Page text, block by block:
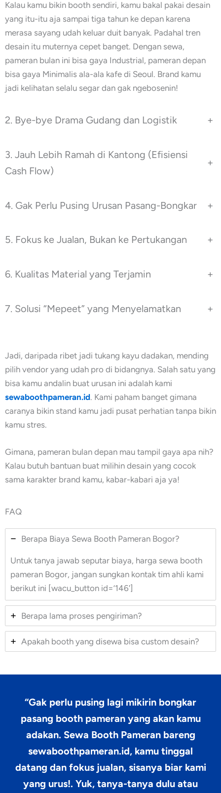
Kalau kamu bikin booth sendiri, kamu bakal pakai desain
yang itu-itu aja sampai tiga tahun ke depan karena
merasa sayang udah keluar duit banyak. Padahal tren
desain itu muternya cepet banget. Dengan sewa,
pameran bulan ini bisa gaya Industrial, pameran depan
bisa gaya Minimalis ala-ala kafe di Seoul. Brand kamu
jadi kelihatan selalu segar dan gak ngebosenin!
2. Bye-bye Drama Gudang dan Logistik +
3. Jauh Lebih Ramah di Kantong (Efisiensi
Cash Flow)
+
4. Gak Perlu Pusing Urusan Pasang-Bongkar +
5. Fokus ke Jualan, Bukan ke Pertukangan +
6. Kualitas Material yang Terjamin +
7. Solusi “Mepeet” yang Menyelamatkan +
Jadi, daripada ribet jadi tukang kayu dadakan, mending
pilih vendor yang udah pro di bidangnya. Salah satu yang
bisa kamu andalin buat urusan ini adalah kami
sewaboothpameran.id. Kami paham banget gimana
caranya bikin stand kamu jadi pusat perhatian tanpa bikin
kamu stres.
Gimana, pameran bulan depan mau tampil gaya apa nih?
Kalau butuh bantuan buat milihin desain yang cocok
sama karakter brand kamu, kabar-kabari aja ya!
FAQ
Berapa Biaya Sewa Booth Pameran Bogor?
Untuk tanya jawab seputar biaya, harga sewa booth
pameran Bogor, jangan sungkan kontak tim ahli kami
berikut ini [wacu_button id=’146′]
Berapa lama proses pengiriman?
Apakah booth yang disewa bisa custom desain?
“Gak perlu pusing lagi mikirin bongkar
pasang booth pameran yang akan kamu
adakan. Sewa Booth Pameranbareng
sewaboothpameran.id, kamu tinggal
datang dan fokus jualan, sisanya biar kami
yang urus!. Yuk, tanya-tanya dulu atau